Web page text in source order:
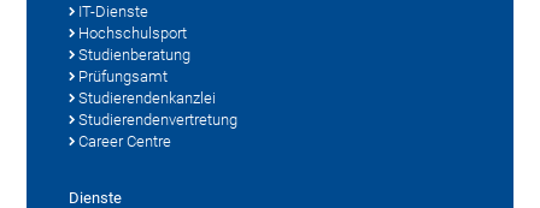
IT-Dienste
Hochschulsport
Studienberatung
Prüfungsamt
Studierendenkanzlei
Studierendenvertretung
Career Centre
Dienste